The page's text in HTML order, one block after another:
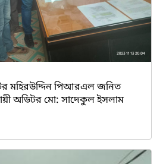
মহিরউদ্দিন পিআরএল জনিত
অডিটর মো: সাদেকুল ইসলাম